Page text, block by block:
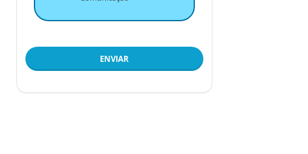
ENVIAR